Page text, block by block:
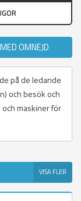
OMNEJD
på de ledande
och besök och
maskiner för
VISA FLER